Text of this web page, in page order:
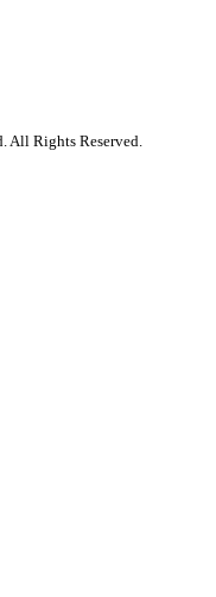
All Rights Reserved.